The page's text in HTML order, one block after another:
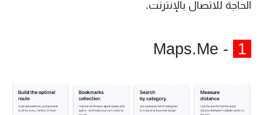
الحاجة للاتصال بالإنترنت.
- Maps.Me